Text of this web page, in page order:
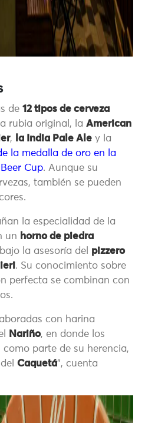
de 12 tipos de cerveza
rubia original, la American
, la India Pale Ale y la
la medalla de oro en la
Cup. Aunque su
también se pueden
la especialidad de la
un horno de piedra
la asesoría del pizzero
. Su conocimiento sobre
perfecta se combinan con
con harina
Nariño, en donde los
parte de su herencia,
Caquetá”, cuenta